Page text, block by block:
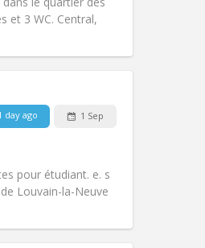
et 3 WC. Central,
community,
day ago 1 Sep
pour étudiant. e. s
Louvain-la-Neuve
calm,